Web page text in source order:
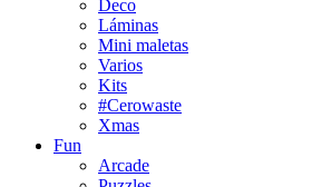
Deco
Láminas
Mini maletas
Varios
Kits
#Cerowaste
Xmas
Fun
Arcade